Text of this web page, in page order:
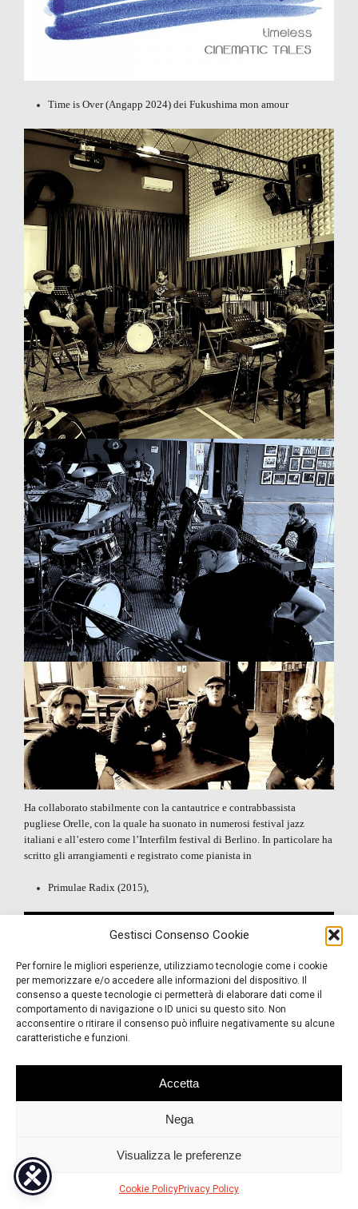
Gestisci Consenso Cookie
Per fornire le migliori esperienze, utilizziamo tecnologie come i cookie
per memorizzare e/o accedere alle informazioni del dispositivo. Il
consenso a queste tecnologie ci permetterà di elaborare dati come il
comportamento di navigazione o ID unici su questo sito. Non
acconsentire o ritirare il consenso può influire negativamente su alcune
caratteristiche e funzioni.
Accetta
Nega
Visualizza le preferenze
Cookie PolicyPrivacy Policy
Time is Over(Angapp 2024) dei Fukushima mon amour
Ha collaborato stabilmente con la cantautrice e contrabbassista
pugliese Orelle, con la quale ha suonato in numerosi festival jazz
italiani e all’estero come l’Interfilm festival di Berlino. In particolare ha
scritto gli arrangiamenti e registrato come pianista in
Primulae Radix (2015),